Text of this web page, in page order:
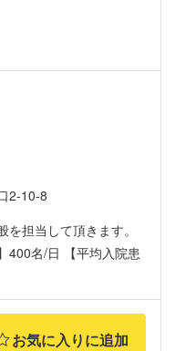
2-10-8
担当して頂きます。
400名/日 【平均入院患
お気に入りに追加